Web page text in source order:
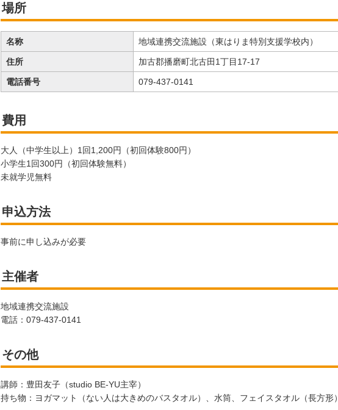
場所
名称 地域連携交流施設（東はりま特別支援学校内）
住所 加古郡播磨町北古田1丁目17-17
電話番号 079-437-0141
費用
大人（中学生以上）1回1,200円（初回体験800円）
小学生1回300円（初回体験無料）
未就学児無料
申込方法
事前に申し込みが必要
主催者
地域連携交流施設
電話：079-437-0141
その他
講師：豊田友子（studio BE-YU主宰）
持ち物：ヨガマット（ない人は大きめのバスタオル）、水筒、フェイスタオル（長方形）